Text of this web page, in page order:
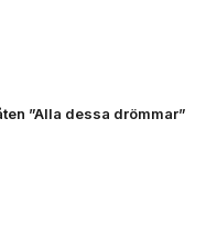
”Alla dessa drömmar”